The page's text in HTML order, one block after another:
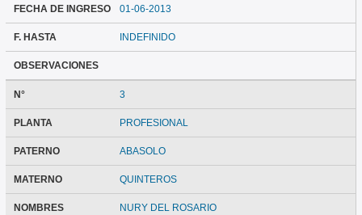
FECHA DE INGRESO 01-06-2013
F. HASTA INDEFINIDO
OBSERVACIONES
N° 3
PLANTA PROFESIONAL
PATERNO ABASOLO
MATERNO QUINTEROS
NOMBRES NURY DEL ROSARIO